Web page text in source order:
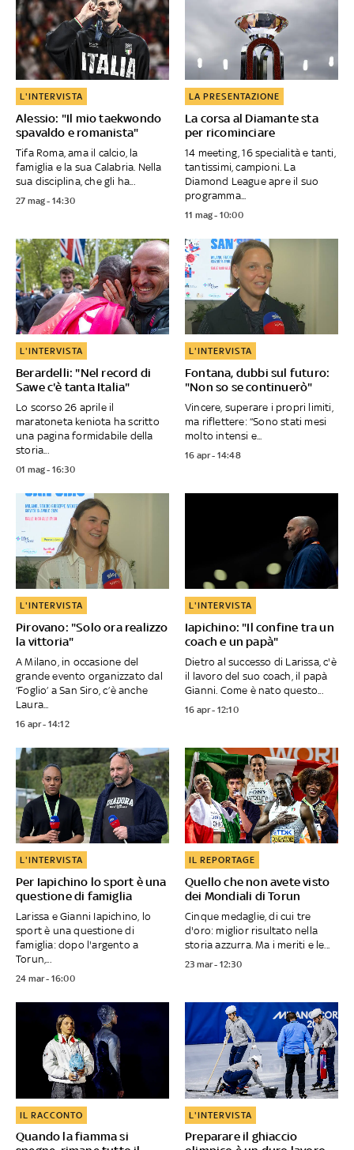
Alessio: "Il mio taekwondo
spavaldo e romanista"
L'INTERVISTA
Tifa Roma, ama il calcio, la
famiglia e la sua Calabria. Nella
sua disciplina, che gli ha...
27 mag - 14:30
La corsa al Diamante sta
per ricominciare
LA PRESENTAZIONE
14 meeting, 16 specialità e tanti,
tantissimi, campioni. La
Diamond League apre il suo
programma...
11 mag - 10:00
Berardelli: "Nel record di
Sawe c'è tanta Italia"
L'INTERVISTA
Lo scorso 26 aprile il
maratoneta keniota ha scritto
una pagina formidabile della
storia...
01 mag - 16:30
Fontana, dubbi sul futuro:
"Non so se continuerò"
L'INTERVISTA
Vincere, superare i propri limiti,
ma riflettere: “Sono stati mesi
molto intensi e...
16 apr - 14:48
Pirovano: "Solo ora realizzo
la vittoria"
L'INTERVISTA
A Milano, in occasione del
grande evento organizzato dal
‘Foglio’ a San Siro, c’è anche
Laura...
16 apr - 14:12
Iapichino: "Il confine tra un
coach e un papà"
L'INTERVISTA
Dietro al successo di Larissa, c'è
il lavoro del suo coach, il papà
Gianni. Come è nato questo...
16 apr - 12:10
Per Iapichino lo sport è una
questione di famiglia
L'INTERVISTA
Larissa e Gianni Iapichino, lo
sport è una questione di
famiglia: dopo l'argento a
Torun,...
24 mar - 16:00
Quello che non avete visto
dei Mondiali di Torun
IL REPORTAGE
Cinque medaglie, di cui tre
d'oro: miglior risultato nella
storia azzurra. Ma i meriti e le...
23 mar - 12:30
Quando la fiamma si
IL RACCONTO
Preparare il ghiaccio
L'INTERVISTA